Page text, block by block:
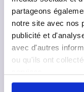
partageons
notre site avec nos
publicité et
avec d'autres
ou qu'ils ont
long